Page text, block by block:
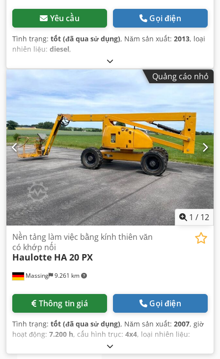
Yêu cầu Gọi điện
Tình trạng: tốt (đã qua sử dụng), Năm sản xuất: 2013, loại
nhiên liệu: diesel,
Quảng cáo nhỏ
1 / 12
Massing 9.261 km
Nền tảng làm việc bằng kính thiên văn
có khớp nối
Haulotte HA 20 PX
Thông tin giá Gọi điện
Tình trạng: tốt (đã qua sử dụng), Năm sản xuất: 2007, giờ
hoạt động: 7.200 h, cấu hình trục: 4x4, loại nhiên liệu:
, Thiết bị: